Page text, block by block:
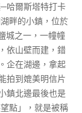
哈爾斯塔特打卡
畔的小鎮，位於
城之一，一幢幢
依山壁而建，錯
企在湖邊，拿起
拍到媲美明信片
鎮北邊最後也是
點」，就是被稱